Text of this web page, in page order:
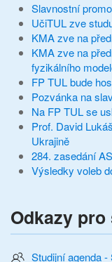
Slavnostní
UčiTUL zve
KMA zve na
KMA zve na
fyzikálního
FP TUL bude
Pozvánka na
Na FP TUL se
Prof. David
Ukrajině
284. zasedání
Výsledky voleb
Odkazy
Studijní agenda -